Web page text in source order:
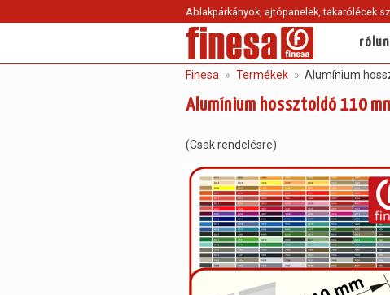
Ablakpárkányok, ajtópanelek, takarólécek
Finesa Termékek Alumínium
Alumínium hossztoldó 110
(Csak rendelésre)